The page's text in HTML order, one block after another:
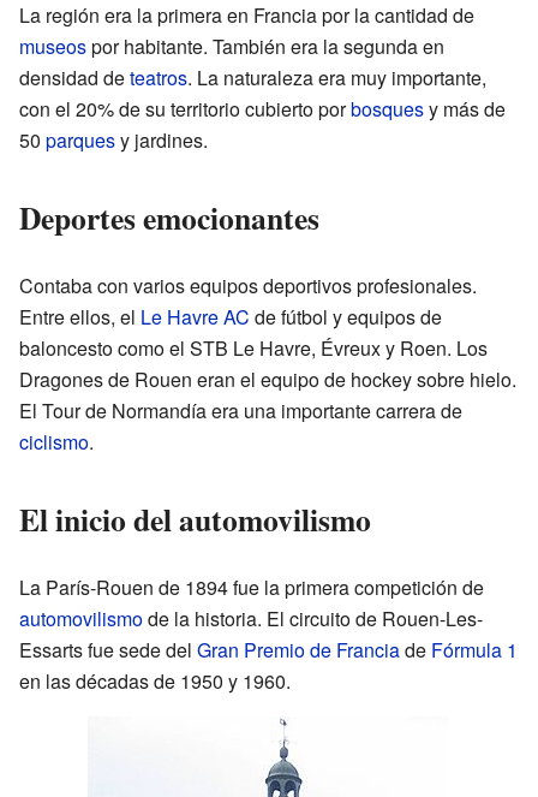
La región era la primera en Francia por la cantidad de
museospor habitante. También era la segunda en
densidad deteatros. La naturaleza era muy importante,
con el 20% de su territorio cubierto porbosquesy más de
50 parquesy jardines.
Deportes emocionantes
Contaba con varios equipos deportivos profesionales.
Entre ellos, el Le Havre AC de fútbol y equipos de
baloncesto como el STB Le Havre, Évreux y Roen. Los
Dragones de Rouen eran el equipo de hockey sobre hielo.
El Tour de Normandía era una importante carrera de
ciclismo.
El inicio del automovilismo
La París-Rouen de 1894 fue la primera competición de
automovilismode la historia. El circuito de Rouen-Les-
Essarts fue sede del Gran Premio de Franciade Fórmula 1
en las décadas de 1950 y 1960.